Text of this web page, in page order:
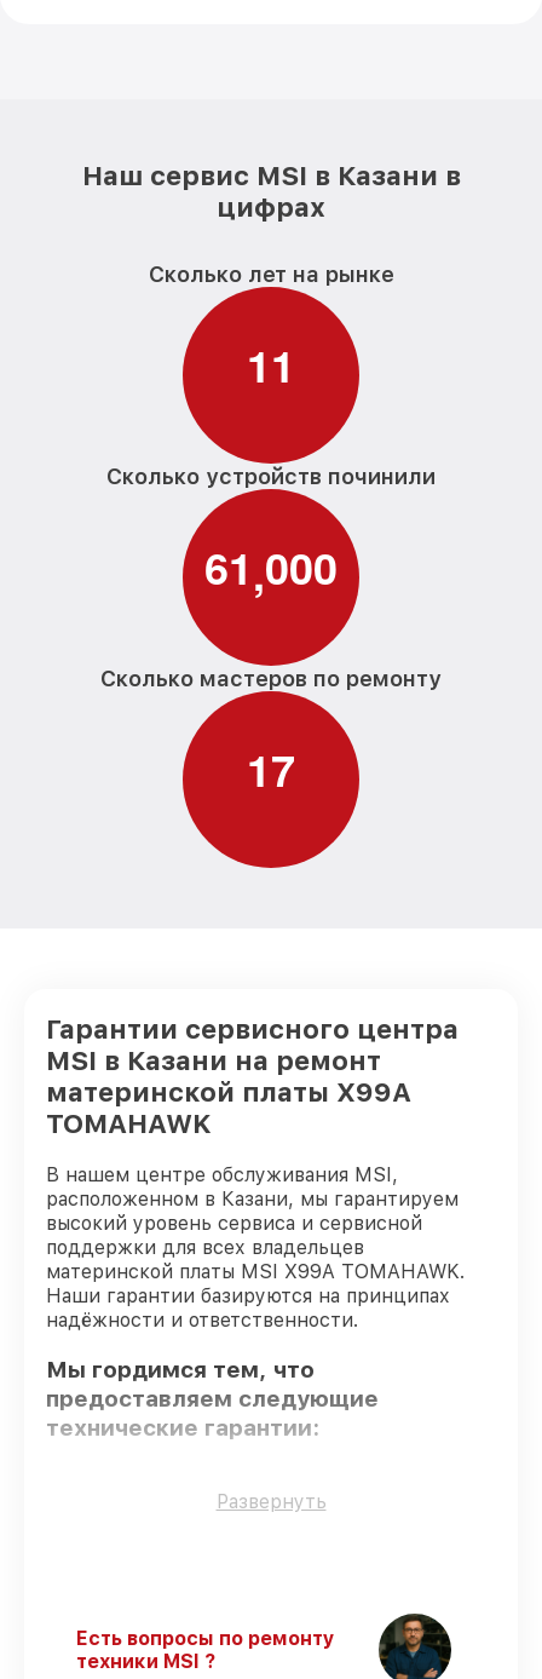
Наш сервис MSI в Казани в
цифрах
Сколько лет на рынке
11
Сколько устройств починили
61,000
Сколько мастеров по ремонту
17
Гарантии сервисного центра
MSI в Казани на ремонт
материнской платы X99A
TOMAHAWK
В нашем центре обслуживания MSI,
расположенном в Казани, мы гарантируем
высокий уровень сервиса и сервисной
поддержки для всех владельцев
материнской платы MSI X99A TOMAHAWK.
Наши гарантии базируются на принципах
надёжности и ответственности.
Мы гордимся тем, что
предоставляем следующие
технические гарантии:
Только фирменные комплектующие
– сервис
материнской платы X99A TOMAHAWK
выполняется строго в оговоренные
Развернуть
Есть вопросы по ремонту
техники MSI ?